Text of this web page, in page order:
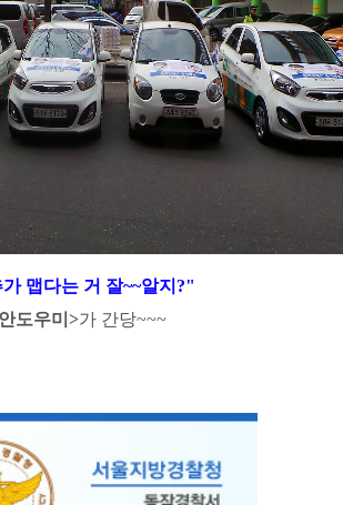
맵다는 거 잘~~알지?"
도우미>가 간당~~~